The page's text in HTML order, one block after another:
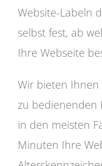
Website-Labeln
selbst fest, ab
Ihre Webseite
Wir bieten
zu bedienenden
in den meisten
Minuten Ihre